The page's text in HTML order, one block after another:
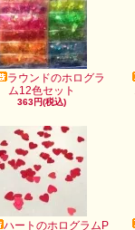
ラウンドのホログラ
ム12色セット
363円(税込)
ハートのホログラムP